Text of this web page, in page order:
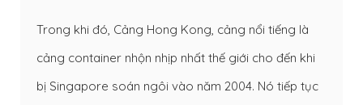
Trong khi đó, Cảng Hong Kong, cảng nổi tiếng là
cảng container nhộn nhịp nhất thế giới cho đến khi
bị Singapore soán ngôi vào năm 2004. Nó tiếp tục